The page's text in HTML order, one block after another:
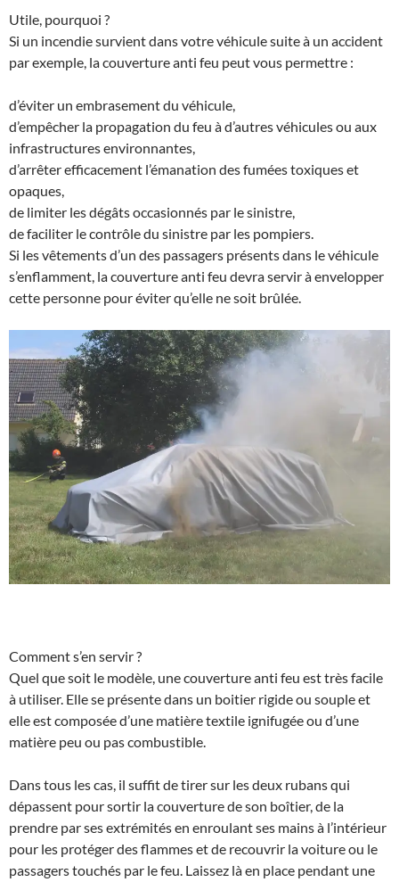
Utile, pourquoi ?
Si un incendie survient dans votre véhicule suite à un accident
par exemple, la couverture anti feu peut vous permettre :
d’éviter un embrasement du véhicule,
d’empêcher la propagation du feu à d’autres véhicules ou aux
infrastructures environnantes,
d’arrêter efficacement l’émanation des fumées toxiques et
opaques,
de limiter les dégâts occasionnés par le sinistre,
de faciliter le contrôle du sinistre par les pompiers.
Si les vêtements d’un des passagers présents dans le véhicule
s’enflamment, la couverture anti feu devra servir à envelopper
cette personne pour éviter qu’elle ne soit brûlée.
Comment s’en servir ?
Quel que soit le modèle, une couverture anti feu est très facile
à utiliser. Elle se présente dans un boitier rigide ou souple et
elle est composée d’une matière textile ignifugée ou d’une
matière peu ou pas combustible.
Dans tous les cas, il suffit de tirer sur les deux rubans qui
dépassent pour sortir la couverture de son boîtier, de la
prendre par ses extrémités en enroulant ses mains à l’intérieur
pour les protéger des flammes et de recouvrir la voiture ou le
passagers touchés par le feu. Laissez là en place pendant une